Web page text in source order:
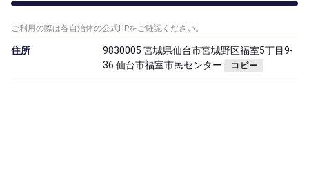
ご利用の際は各自治体の公式HPをご確認ください。
住所
9830005 宮城県仙台市宮城野区福室5丁目9-
36 仙台市福室市民センター
コピー